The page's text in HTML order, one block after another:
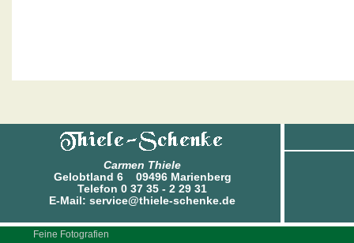
Feine Fotografien
Carmen Thiele
Gelobtland 6 09496 Marienberg
Telefon 0 37 35 - 2 29 31
E-Mail: service@thiele-schenke.de